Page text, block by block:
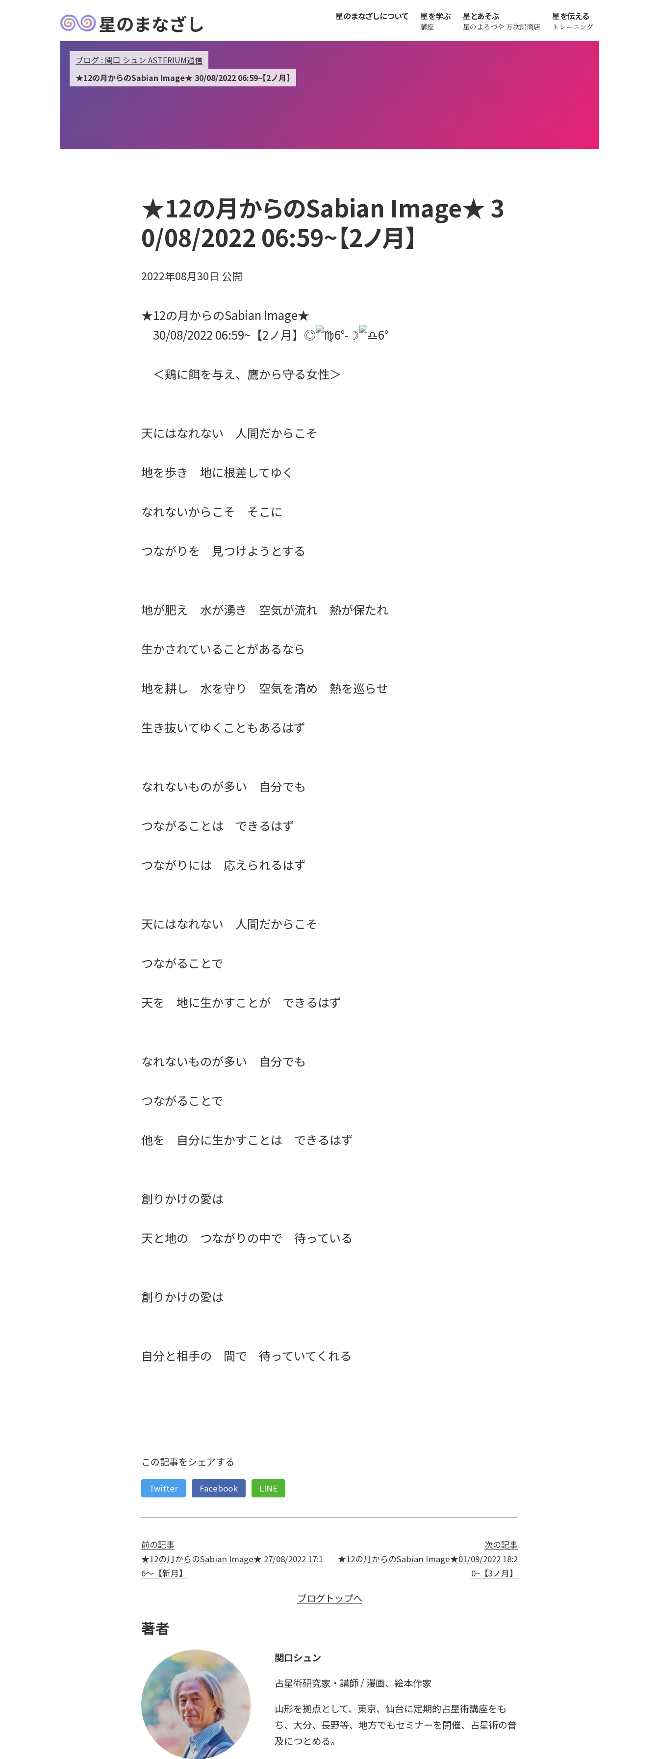
星のまなざし 星のまなざしについて 星を学ぶ
講座
星とあそぶ
星のよろづや 万次郎商店
星を伝える
トレーニング
ブログ : 関口 シュン ASTERIUM通信
★12の月からのSabian Image★ 30/08/2022 06:59~【2ノ月】
★12の月からのSabian Image★ 3
0/08/2022 06:59~【2ノ月】
2022年08月30日 公開
★12の月からのSabian Image★
30/08/2022 06:59~【2ノ月】◎
6°-☽ 6°
＜鶏に餌を与え、鷹から守る女性＞
天にはなれない 人間だからこそ
地を歩き 地に根差してゆく
なれないからこそ そこに
つながりを 見つけようとする
地が肥え 水が湧き 空気が流れ 熱が保たれ
生かされていることがあるなら
地を耕し 水を守り 空気を清め 熱を巡らせ
生き抜いてゆくこともあるはず
なれないものが多い 自分でも
つながることは できるはず
つながりには 応えられるはず
天にはなれない 人間だからこそ
つながることで
天を 地に生かすことが できるはず
なれないものが多い 自分でも
つながることで
他を 自分に生かすことは できるはず
創りかけの愛は
天と地の つながりの中で 待っている
創りかけの愛は
自分と相手の 間で 待っていてくれる
この記事をシェアする
Twitter Facebook LINE
前の記事
★12の月からのSabian Image★ 27/08/2022 17:1
6～【新月】
次の記事
★12の月からのSabian Image★01/09/2022 18:2
0~【3ノ月】
ブログトップへ
著者
関口シュン
占星術研究家・講師 / 漫画、絵本作家
山形を拠点として、東京、仙台に定期的占星術講座をも
ち、大分、長野等、地方でもセミナーを開催、占星術の普
及につとめる。